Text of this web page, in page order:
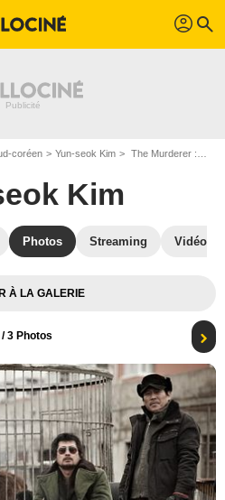
profil search
coréen Yun-seok Kim The Murderer : Photo Yun-seok Kim
Kim
Photos Streaming Vidéos
À LA GALERIE
/ 3 Photos